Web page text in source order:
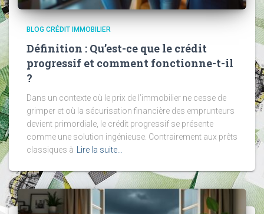
BLOG CRÉDIT IMMOBILIER
Définition : Qu’est-ce que le crédit
progressif et comment fonctionne-t-il
?
Dans un contexte où le prix de l’immobilier ne cesse de
grimper et où la sécurisation financière des emprunteurs
devient primordiale, le crédit progressif se présente
comme une solution ingénieuse. Contrairement aux prêts
classiques à
Lire la suite…